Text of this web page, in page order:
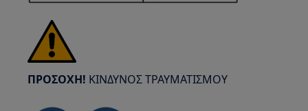
ΠΡΟΣΟΧΗ! ΚΙΝΔΥΝΟΣ ΤΡΑΥΜΑΤΙΣΜΟΥ